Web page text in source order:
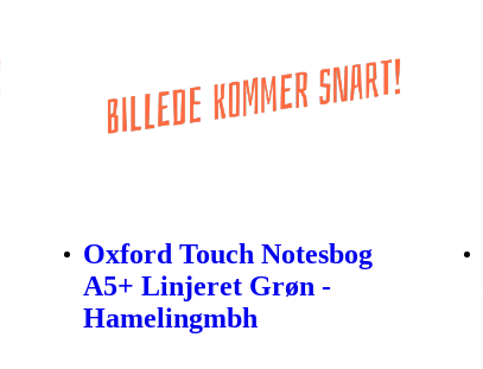
Oxford Touch Notesbog
A5+ Linjeret Grøn -
Hamelingmbh